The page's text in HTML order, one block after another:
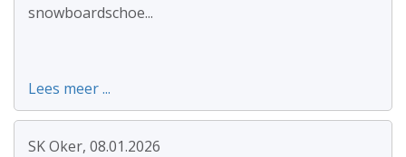
snowboardschoe...
Lees meer ...
SK Oker, 08.01.2026